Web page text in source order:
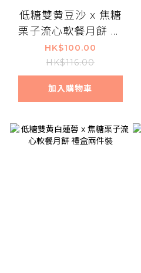
低糖雙黄豆沙 x 焦糖
栗子流心軟餐月餅 禮
盒兩件裝
HK$100.00
HK$116.00
加入購物車